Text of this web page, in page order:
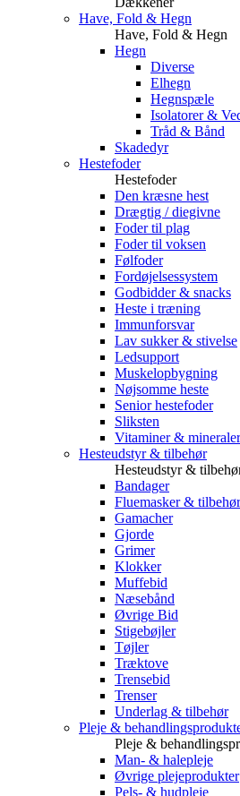
Have, Fold & Hegn
Have, Fold & Hegn
Hegn
Diverse
Elhegn
Hegnspæle
Isolatorer &
Tråd & Bånd
Skadedyr
Hestefoder
Hestefoder
Den kræsne hest
Drægtig / diegivne
Foder til plag
Foder til voksen
Følfoder
Fordøjelsessystem
Godbidder & snacks
Heste i træning
Immunforsvar
Lav sukker & stivelse
Ledsupport
Muskelopbygning
Nøjsomme heste
Senior hestefoder
Sliksten
Vitaminer & mineraler
Hesteudstyr & tilbehør
Hesteudstyr &
Bandager
Fluemasker & tilbehør
Gamacher
Gjorde
Grimer
Klokker
Muffebid
Næsebånd
Øvrige Bid
Stigebøjler
Tøjler
Træktove
Trensebid
Trenser
Underlag & tilbehør
Pleje &
Pleje &
Man- & halepleje
Øvrige plejeprodukter
Pels- & hudpleje